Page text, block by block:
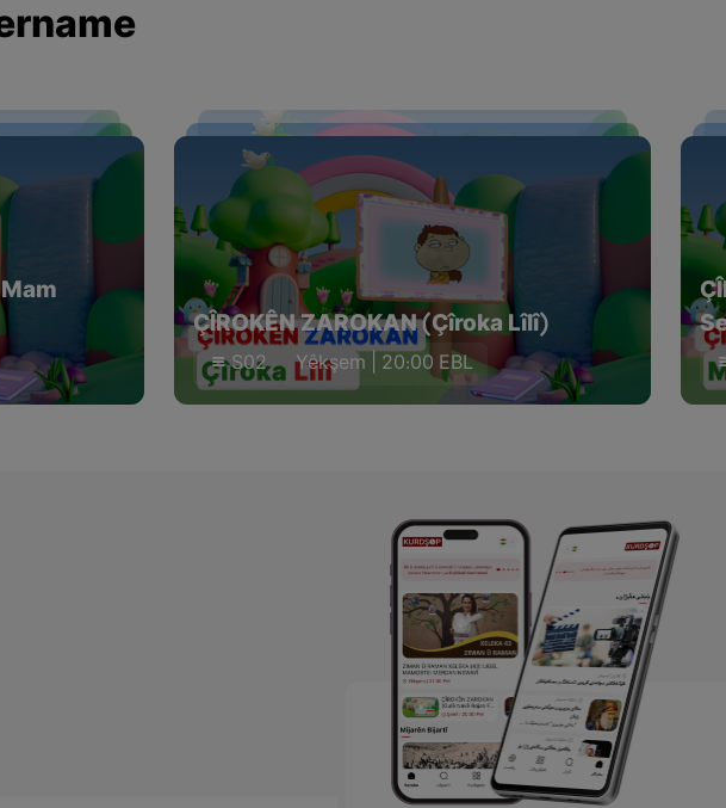
ÇÎROKÊN ZAROKAN (Çîroka Lîlî)
S02 Yêkşem | 20:00 EBL